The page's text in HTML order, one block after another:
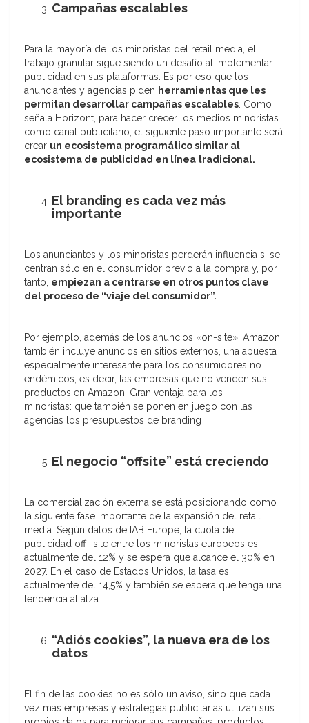
Campañas escalables
Para la mayoría de los minoristas del retail media, el
trabajo granular sigue siendo un desafío al implementar
publicidad en sus plataformas. Es por eso que los
anunciantes y agencias piden herramientas que les
permitan desarrollar campañas escalables. Como
señala Horizont, para hacer crecer los medios minoristas
como canal publicitario, el siguiente paso importante será
crear un ecosistema programático similar al
ecosistema de publicidad en línea tradicional.
El branding es cada vez más
importante
Los anunciantes y los minoristas perderán influencia si se
centran sólo en el consumidor previo a la compra y, por
tanto, empiezan a centrarse en otros puntos clave
del proceso de “viaje del consumidor”.
Por ejemplo, además de los anuncios «on-site», Amazon
también incluye anuncios en sitios externos, una apuesta
especialmente interesante para los consumidores no
endémicos, es decir, las empresas que no venden sus
productos en Amazon. Gran ventaja para los
minoristas: que también se ponen en juego con las
agencias los presupuestos de branding
El negocio “offsite” está creciendo
La comercialización externa se está posicionando como
la siguiente fase importante de la expansión del retail
media. Según datos de IAB Europe, la cuota de
publicidad off -site entre los minoristas europeos es
actualmente del 12% y se espera que alcance el 30% en
2027. En el caso de Estados Unidos, la tasa es
actualmente del 14,5% y también se espera que tenga una
tendencia al alza.
“Adiós cookies”, la nueva era de los
datos
El fin de las cookies no es sólo un aviso, sino que cada
vez más empresas y estrategias publicitarias utilizan sus